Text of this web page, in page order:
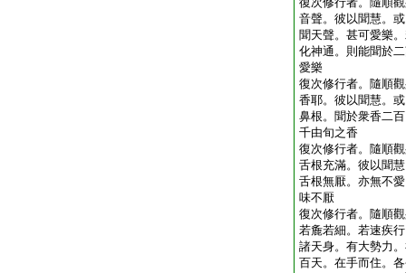
音聲。彼以聞慧。
聞天聲。甚可愛樂
化神通。則能聞於
愛樂
復次修行者。隨順
香耶。彼以聞慧。
鼻根。聞於衆香二
千由旬之香
復次修行者。隨順
舌根充滿。彼以聞
舌根無厭。亦無不
味不厭
復次修行者。隨順
若麁若細。若速疾
諸天身。有大勢力
百天。在手而住。